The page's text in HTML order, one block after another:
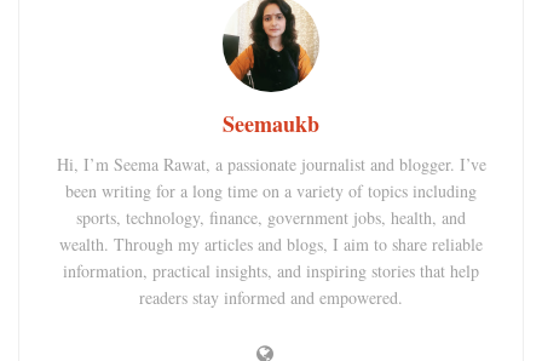
Seemaukb
Hi, I’m Seema Rawat, a passionate journalist and blogger. I’ve
been writing for a long time on a variety of topics including
sports, technology, finance, government jobs, health, and
wealth. Through my articles and blogs, I aim to share reliable
information, practical insights, and inspiring stories that help
readers stay informed and empowered.